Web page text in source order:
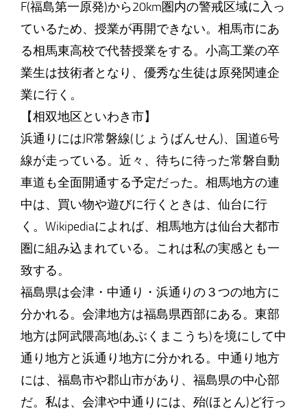
F(福島第一原発)から20km圏内の警戒区域に入っ
ているため、授業が再開できない。相馬市にあ
る相馬東高校で代替授業をする。小高工業の卒
業生は技術者となり、優秀な生徒は原発関連企
業に行く。
【相双地区といわき市】
浜通りにはJR常磐線(じょうばんせん)、国道6号
線が走っている。近々、待ちに待った常磐自動
車道も全面開通する予定だった。相馬地方の連
中は、買い物や遊びに行くときは、仙台に行
く。Wikipediaによれば、相馬地方は仙台大都市
圏に組み込まれている。これは私の実感とも一
致する。
福島県は会津・中通り・浜通りの３つの地方に
分かれる。会津地方は福島県西部にある。東部
地方は阿武隈高地(あぶくまこうち)を境にして中
通り地方と浜通り地方に分かれる。中通り地方
には、福島市や郡山市があり、福島県の中心部
だ。私は、会津や中通りには、殆(ほとん)ど行っ